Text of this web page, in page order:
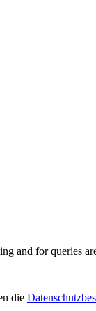
and for queries
die